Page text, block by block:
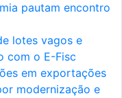
pautam encontro
lotes vagos e
com o E-Fisc
em exportações
modernização e